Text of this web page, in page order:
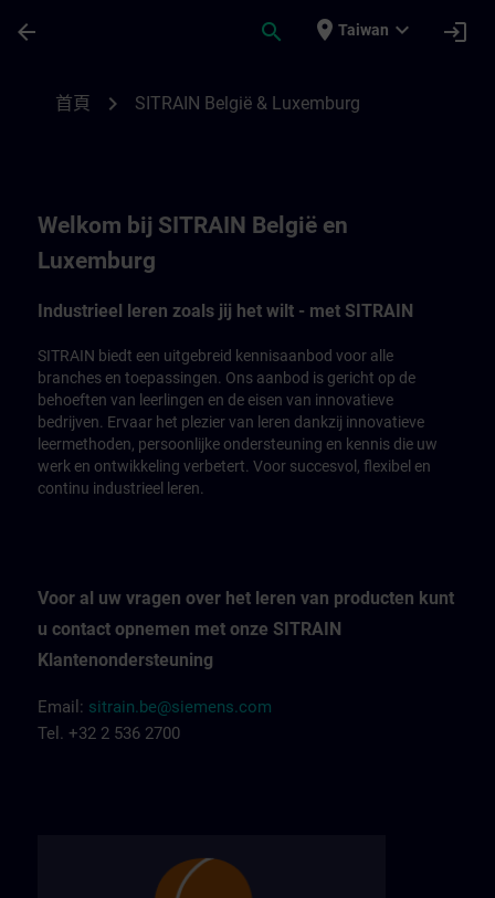
arrow_back search place Taiwan expand_more login
首頁 chevron_right SITRAIN België & Luxemburg
Welkom bij SITRAIN België en
Luxemburg
Industrieel leren zoals jij het wilt - met SITRAIN
SITRAIN biedt een uitgebreid kennisaanbod voor alle
branches en toepassingen. Ons aanbod is gericht op de
behoeften van leerlingen en de eisen van innovatieve
bedrijven. Ervaar het plezier van leren dankzij innovatieve
leermethoden, persoonlijke ondersteuning en kennis die uw
werk en ontwikkeling verbetert. Voor succesvol, flexibel en
continu industrieel leren.
Voor al uw vragen over het leren van producten kunt
u contact opnemen met onze SITRAIN
Klantenondersteuning
Email: sitrain.be@siemens.com
Tel. +32 2 536 2700